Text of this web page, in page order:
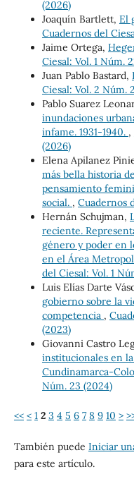
(2026)
Joaquín Bartlett, El
Cuadernos del
Jaime Ortega,
Ciesal: Vol. 1 Núm.
Juan Pablo Bastard,
Ciesal: Vol. 2 Núm.
Pablo Suarez
inundaciones
infame. 1931-1940. ,
(2026)
Elena Apilanez
más bella historia
pensamiento
social. , Cuadernos
Hernán Schujman,
reciente.
género y poder en
en el Área
del Ciesal: Vol. 1
Luis Elías Darte
gobierno sobre la
competencia ,
(2023)
Giovanni Castro
institucionales en
Cundinamarca-
Núm. 23 (2024)
<< < 1 2 3 4 5 6 7 8 9 10 >
También puede Iniciar
para este artículo.